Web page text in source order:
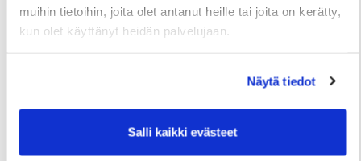
muihin tietoihin, joita olet antanut heille tai joita on kerätty,
kun olet käyttänyt heidän palvelujaan.
Näytä tiedot
Salli kaikki evästeet
Useita uudis- ja peruskorjauskohteita
valmistumassa loppuvuonna, hakuajat alkavat